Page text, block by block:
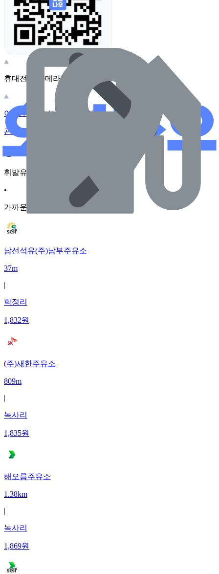
휴대전화 카메라로 찍어보세요
이 주유소의 사장님이신가요?
관리하기
휘발유
•
가까운순
남선석유(주)남부주유소
37m
|
학정리
1,832원
(주)새한주유소
809m
|
녹사리
1,835원
해오름주유소
1.38km
|
녹사리
1,869원